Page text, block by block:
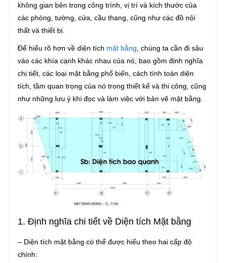
không gian bên trong công trình, vị trí và kích thước của
các phòng, tường, cửa, cầu thang, cũng như các đồ nội
thất và thiết bị.
Để hiểu rõ hơn về diện tích mặt bằng , chúng ta cần đi sâu
vào các khía cạnh khác nhau của nó, bao gồm định nghĩa
chi tiết, các loại mặt bằng phổ biến, cách tính toán diện
tích, tầm quan trọng của nó trong thiết kế và thi công, cũng
như những lưu ý khi đọc và làm việc với bản vẽ mặt bằng.
1. Định nghĩa chi tiết về Diện tích Mặt bằng
– Diện tích mặt bằng có thể được hiểu theo hai cấp độ
chính: